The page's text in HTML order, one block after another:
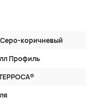
коричневый
Профиль